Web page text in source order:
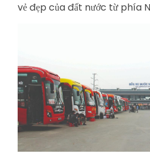
vẻ đẹp của đất nước từ phía